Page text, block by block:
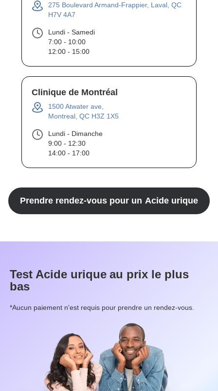
275 Boulevard Armand-Frappier, Laval, QC
H7V 4A7
Lundi - Samedi
7:00 - 10:00
12:00 - 15:00
Clinique de Montréal
1500 Atwater ave,
Montreal, QC H3Z 1X5
Lundi - Dimanche
9:00 - 12:30
14:00 - 17:00
Prendre rendez-vous pour un Acide urique
Test Acide urique au prix le plus
bas
*Aucun paiement n'est requis pour prendre un rendez-vous.